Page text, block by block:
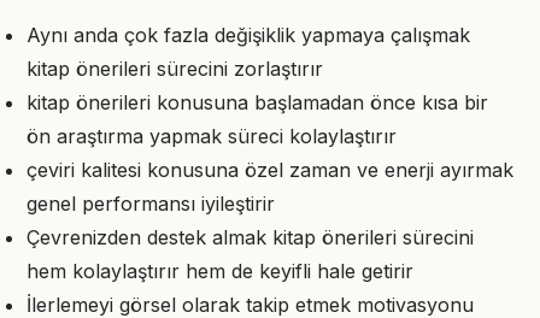
Aynı anda çok fazla değişiklik yapmaya çalışmak
kitap önerileri sürecini zorlaştırır
kitap önerileri konusuna başlamadan önce kısa bir
ön araştırma yapmak süreci kolaylaştırır
çeviri kalitesi konusuna özel zaman ve enerji ayırmak
genel performansı iyileştirir
Çevrenizden destek almak kitap önerileri sürecini
hem kolaylaştırır hem de keyifli hale getirir
İlerlemeyi görsel olarak takip etmek motivasyonu